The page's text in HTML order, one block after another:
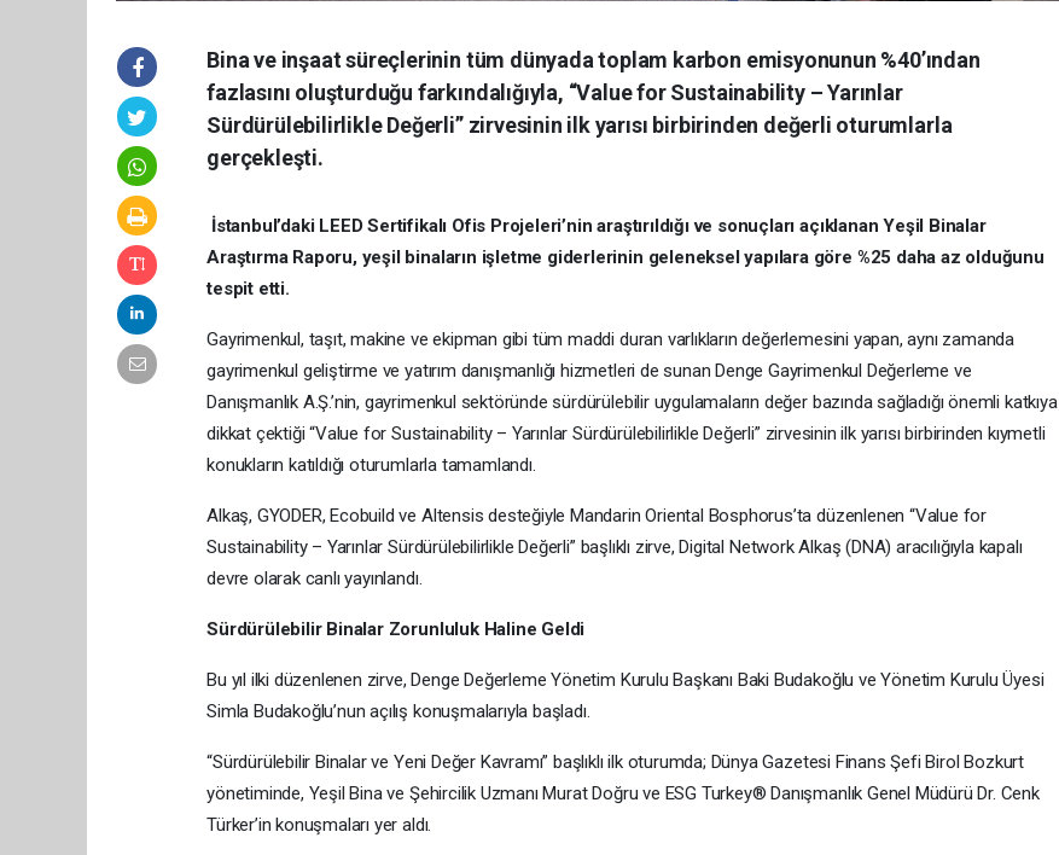
Bina ve inşaat süreçlerinin tüm dünyada toplam karbon emisyonunun %40’ından
fazlasını oluşturduğu farkındalığıyla, “Value for Sustainability – Yarınlar
Sürdürülebilirlikle Değerli” zirvesinin ilk yarısı birbirinden değerli oturumlarla
gerçekleşti.
İstanbul’daki LEED Sertifikalı Ofis Projeleri’nin araştırıldığı ve sonuçları açıklanan Yeşil Binalar
Araştırma Raporu, yeşil binaların işletme giderlerinin geleneksel yapılara göre %25 daha az olduğunu
tespit etti.
Gayrimenkul, taşıt, makine ve ekipman gibi tüm maddi duran varlıkların değerlemesini yapan, aynı zamanda
gayrimenkul geliştirme ve yatırım danışmanlığı hizmetleri de sunan Denge Gayrimenkul Değerleme ve
Danışmanlık A.Ş.’nin, gayrimenkul sektöründe sürdürülebilir uygulamaların değer bazında sağladığı önemli katkıya
dikkat çektiği “Value for Sustainability – Yarınlar Sürdürülebilirlikle Değerli” zirvesinin ilk yarısı birbirinden kıymetli
konukların katıldığı oturumlarla tamamlandı.
Alkaş, GYODER, Ecobuild ve Altensis desteğiyle Mandarin Oriental Bosphorus’ta düzenlenen “Value for
Sustainability – Yarınlar Sürdürülebilirlikle Değerli” başlıklı zirve, Digital Network Alkaş (DNA) aracılığıyla kapalı
devre olarak canlı yayınlandı.
Sürdürülebilir Binalar Zorunluluk Haline Geldi
Bu yıl ilki düzenlenen zirve, Denge Değerleme Yönetim Kurulu Başkanı Baki Budakoğlu ve Yönetim Kurulu Üyesi
Simla Budakoğlu’nun açılış konuşmalarıyla başladı.
“Sürdürülebilir Binalar ve Yeni Değer Kavramı” başlıklı ilk oturumda; Dünya Gazetesi Finans Şefi Birol Bozkurt
yönetiminde, Yeşil Bina ve Şehircilik Uzmanı Murat Doğru ve ESG Turkey® Danışmanlık Genel Müdürü Dr. Cenk
Türker’in konuşmaları yer aldı.